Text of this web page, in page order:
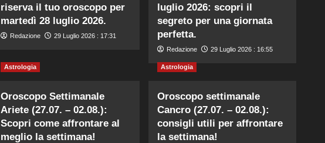
riserva il tuo oroscopo per
martedì 28 luglio 2026.
Redazione 29 Luglio 2026 : 17:31
luglio 2026: scopri il
segreto per una giornata
perfetta.
Redazione 29 Luglio 2026 : 16:55
Astrologia
Oroscopo Settimanale
Ariete (27.07. – 02.08.):
Scopri come affrontare al
meglio la settimana!
Astrologia
Oroscopo settimanale
Cancro (27.07. – 02.08.):
consigli utili per affrontare
la settimana!